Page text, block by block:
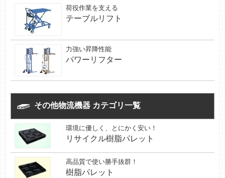
荷役作業を支える
テーブルリフト
力強い昇降性能
パワーリフター
その他物流機器 カテゴリ一覧
環境に優しく、とにかく安い！
リサイクル樹脂パレット
高品質で使い勝手抜群！
樹脂パレット